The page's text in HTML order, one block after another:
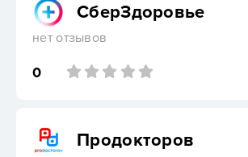
СберЗдоровье
нет отзывов
0
Продокторов